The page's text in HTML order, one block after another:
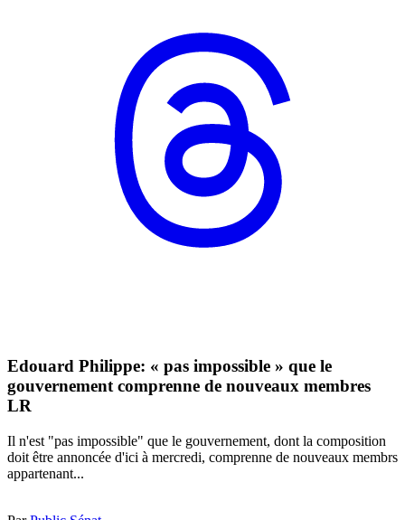
Edouard Philippe: « pas impossible » que le
gouvernement comprenne de nouveaux membres
LR
Il n'est "pas impossible" que le gouvernement, dont la composition
doit être annoncée d'ici à mercredi, comprenne de nouveaux membrs
appartenant...